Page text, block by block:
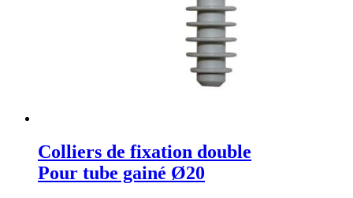
Colliers de fixation double
Pour tube gainé Ø20